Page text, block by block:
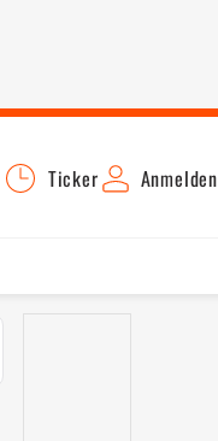
Ticker Anmelden